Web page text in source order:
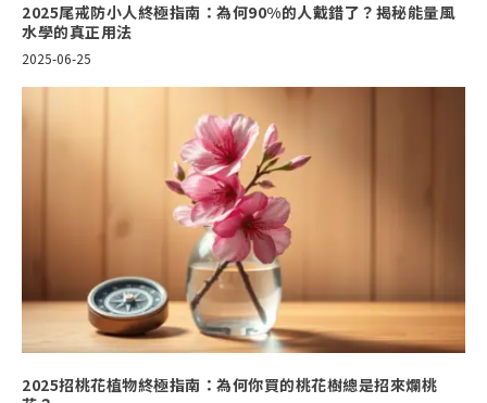
2025尾戒防小人終極指南：為何90%的人戴錯了？揭秘能量風
水學的真正用法
2025-06-25
2025招桃花植物終極指南：為何你買的桃花樹總是招來爛桃